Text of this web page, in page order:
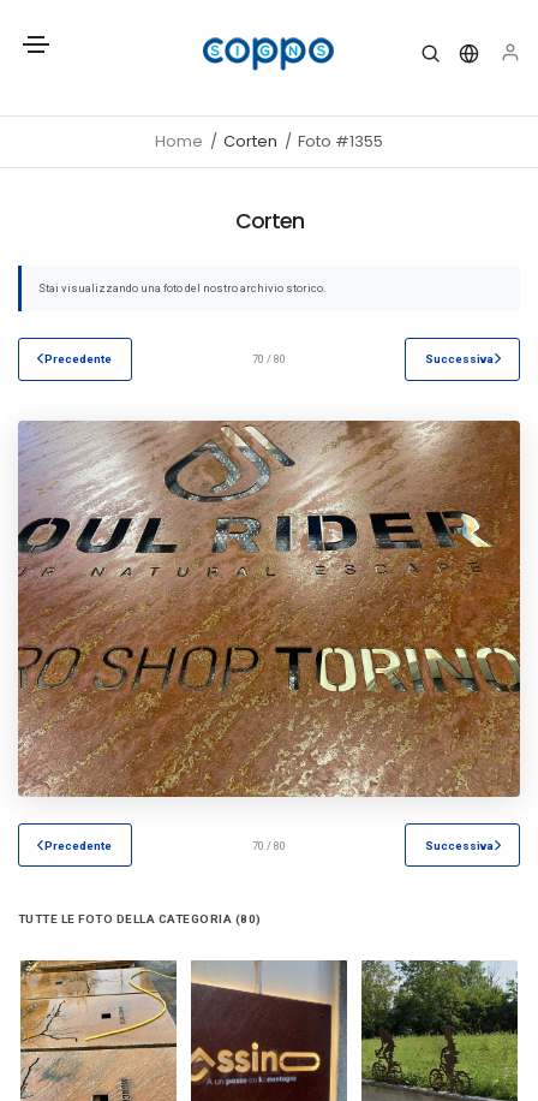
Home Corten Foto #1355
Corten
Stai visualizzando una foto del nostro archivio storico.
Precedente 70 / 80 Successiva
Precedente 70 / 80 Successiva
TUTTE LE FOTO DELLA CATEGORIA (80)